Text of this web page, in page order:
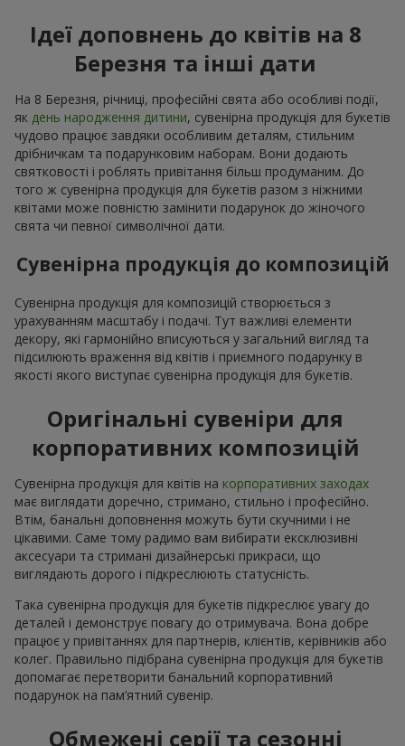
Ідеї доповнень до квітів на 8
Березня та інші дати
На 8 Березня, річниці, професійні свята або особливі події,
як день народження дитини, сувенірна продукція для букетів
чудово працює завдяки особливим деталям, стильним
дрібничкам та подарунковим наборам. Вони додають
святковості і роблять привітання більш продуманим. До
того ж сувенірна продукція для букетів разом з ніжними
квітами може повністю замінити подарунок до жіночого
свята чи певної символічної дати.
Сувенірна продукція до композицій
Сувенірна продукція для композицій створюється з
урахуванням масштабу і подачі. Тут важливі елементи
декору, які гармонійно вписуються у загальний вигляд та
підсилюють враження від квітів і приємного подарунку в
якості якого виступає сувенірна продукція для букетів.
Оригінальні сувеніри для
корпоративних композицій
Сувенірна продукція для квітів на корпоративних заходах
має виглядати доречно, стримано, стильно і професійно.
Втім, банальні доповнення можуть бути скучними і не
цікавими. Саме тому радимо вам вибирати ексклюзивні
аксесуари та стримані дизайнерські прикраси, що
виглядають дорого і підкреслюють статусність.
Така сувенірна продукція для букетів підкреслює увагу до
деталей і демонструє повагу до отримувача. Вона добре
працює у привітаннях для партнерів, клієнтів, керівників або
колег. Правильно підібрана сувенірна продукція для букетів
допомагає перетворити банальний корпоративний
подарунок на пам’ятний сувенір.
Обмежені серії та сезонні